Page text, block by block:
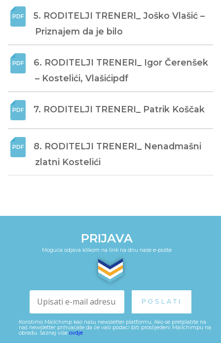
5. RODITELJI TRENERI_ Joško Vlašić –
Priznajem da je bilo
6. RODITELJI TRENERI_ Igor Čerenšek
– Kostelići, Vlašićipdf
7. RODITELJI TRENERI_ Patrik Koščak
8. RODITELJI TRENERI_ Nenadmašni
zlatni Kostelići
PRIJAVA
Moguća odjava klikom na link na dnu naše e-pošte
Koristimo Mailchimp kao našu newsletter platformu. Ako se pretplatite na
naš newsletter prihvaćate da će vaši podaci biti proslijeđeni Mailchimpu na
obradu. Saznaj više ovdje